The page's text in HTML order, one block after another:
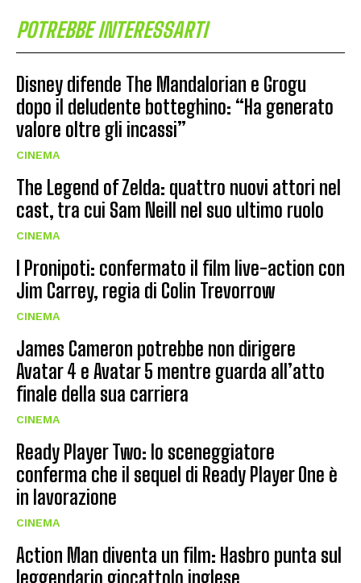
POTREBBE INTERESSARTI
Disney difende The Mandalorian e Grogu
dopo il deludente botteghino: “Ha generato
valore oltre gli incassi”
CINEMA
The Legend of Zelda: quattro nuovi attori nel
cast, tra cui Sam Neill nel suo ultimo ruolo
CINEMA
I Pronipoti: confermato il film live-action con
Jim Carrey, regia di Colin Trevorrow
CINEMA
James Cameron potrebbe non dirigere
Avatar 4 e Avatar 5 mentre guarda all’atto
finale della sua carriera
CINEMA
Ready Player Two: lo sceneggiatore
conferma che il sequel di Ready Player One è
in lavorazione
CINEMA
Action Man diventa un film: Hasbro punta sul
leggendario giocattolo inglese